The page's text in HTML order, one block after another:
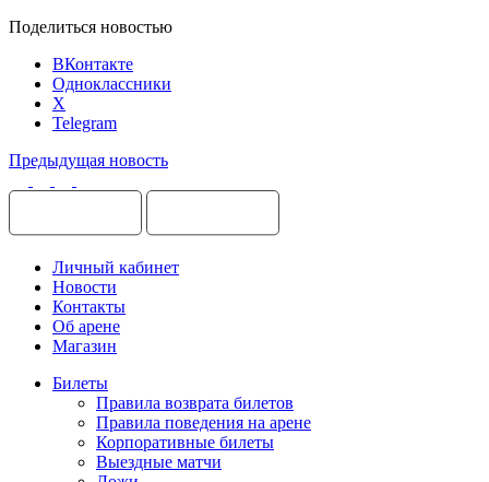
Поделиться новостью
ВКонтакте
Одноклассники
X
Telegram
Предыдущая новость
Личный кабинет
Новости
Контакты
Об арене
Магазин
Билеты
Правила возврата билетов
Правила поведения на арене
Корпоративные билеты
Выездные матчи